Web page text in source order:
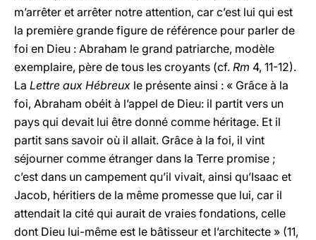
m’arrêter et arrêter notre attention, car c’est lui qui est
la première grande figure de référence pour parler de
foi en Dieu : Abraham le grand patriarche, modèle
exemplaire, père de tous les croyants (cf. Rm 4, 11-12).
La Lettre aux Hébreux le présente ainsi : « Grâce à la
foi, Abraham obéit à l’appel de Dieu: il partit vers un
pays qui devait lui être donné comme héritage. Et il
partit sans savoir où il allait. Grâce à la foi, il vint
séjourner comme étranger dans la Terre promise ;
c’est dans un campement qu’il vivait, ainsi qu’Isaac et
Jacob, héritiers de la même promesse que lui, car il
attendait la cité qui aurait de vraies fondations, celle
dont Dieu lui-même est le bâtisseur et l’architecte » (11,